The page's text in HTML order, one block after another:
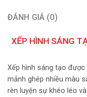
ĐÁNH GIÁ (0)
XẾP HÌNH SÁNG
Xếp hình sáng tạo
mảnh ghép nhiều màu
rèn luyện sự khéo léo